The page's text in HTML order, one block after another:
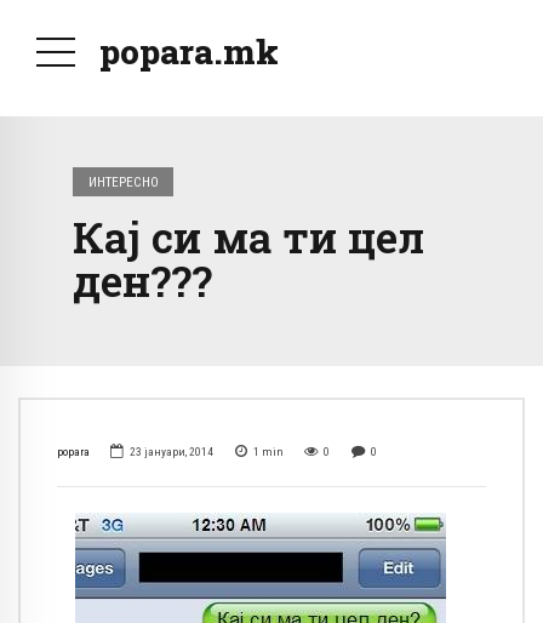
popara.mk
ИНТЕРЕСНО
Кај си ма ти цел
ден???
popara 23 јануари, 2014 1 min 0 0